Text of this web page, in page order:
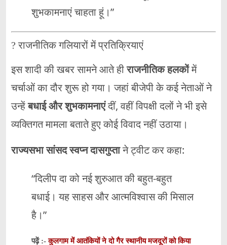
शुभकामनाएं चाहता हूं।”
? राजनीतिक गलियारों में प्रतिक्रियाएं
इस शादी की खबर सामने आते हीराजनीतिक हलकोंमें
चर्चाओं का दौर शुरू हो गया। जहां बीजेपी के कई नेताओं ने
उन्हेंबधाई और शुभकामनाएंदीं, वहीं विपक्षी दलों ने भी इसे
व्यक्तिगत मामला बताते हुए कोई विवाद नहीं उठाया।
राज्यसभा सांसद स्वप्न दासगुप्ताने ट्वीट कर कहा:
“दिलीप दा को नई शुरुआत की बहुत-बहुत
बधाई। यह साहस और आत्मविश्वास की मिसाल
है।”
पढ़ें :-कुलगाम में आतंकियों ने दो गैर स्थानीय मजदूरों को किया